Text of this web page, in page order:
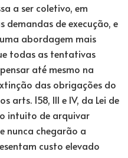
a ser coletivo, em
de execução, e
abordagem mais
todas as tentativas
até mesmo na
das obrigações do
arts. 158, III e IV, da Lei de
o intuito de arquivar
nunca chegarão a
custo elevado